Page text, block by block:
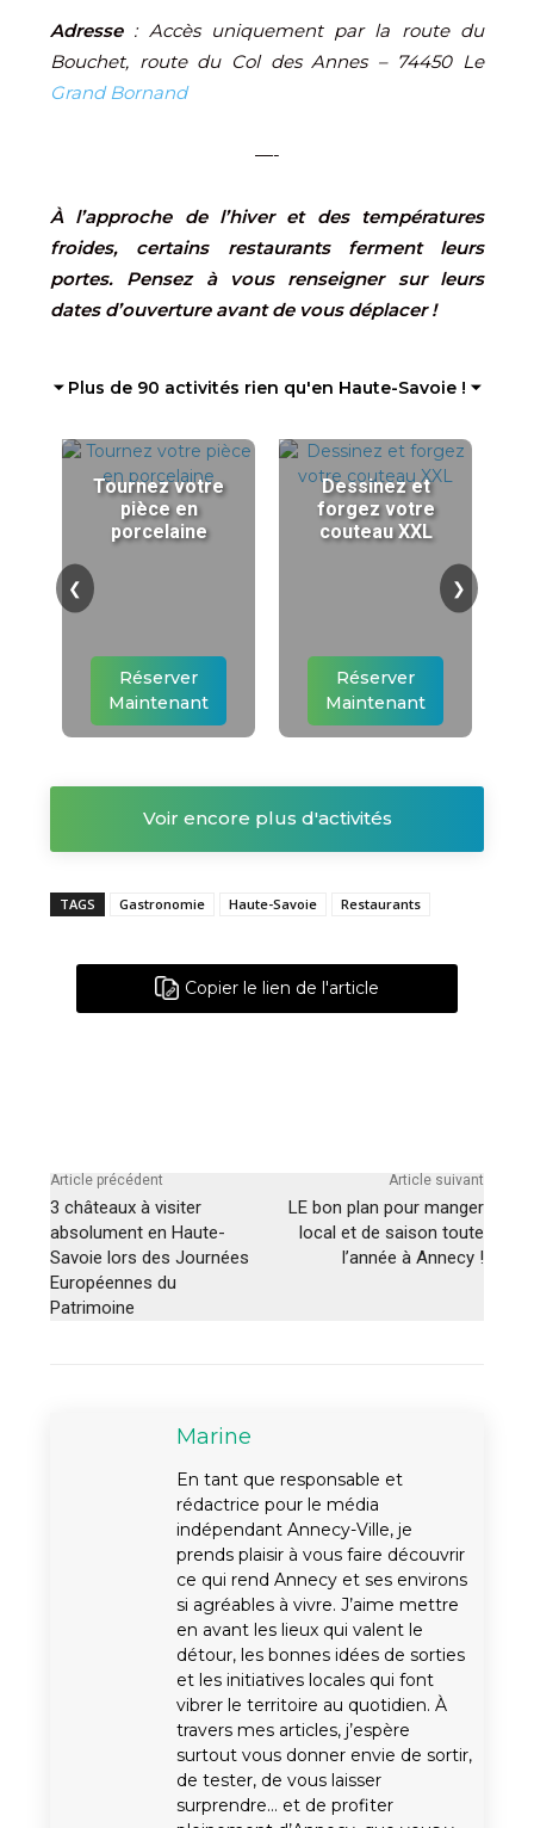
Adresse: Accès uniquement par la route du
Bouchet, route du Col des Annes – 74450 Le
Grand Bornand
—-
À l’approche de l’hiver et des températures
froides, certains restaurants ferment leurs
portes. Pensez à vous renseigner sur leurs
dates d’ouverture avant de vous déplacer !
⏷ Plus de 90 activités rien qu'en Haute-Savoie ! ⏷
Tournez votre
pièce en
porcelaine
Réserver
Maintenant
Dessinez et
forgez votre
couteau XXL
Réserver
Maintenant
❮ ❯
Voir encore plus d'activités
TAGS Gastronomie Haute-Savoie Restaurants
Copier le lien de l'article
Article précédent
3 châteaux à visiter
absolument en Haute-
Savoie lors des Journées
Européennes du
Patrimoine
Article suivant
LE bon plan pour manger
local et de saison toute
l’année à Annecy !
Marine
En tant que responsable et
rédactrice pour le média
indépendant Annecy-Ville, je
prends plaisir à vous faire découvrir
ce qui rend Annecy et ses environs
si agréables à vivre. J’aime mettre
en avant les lieux qui valent le
détour, les bonnes idées de sorties
et les initiatives locales qui font
vibrer le territoire au quotidien. À
travers mes articles, j’espère
surtout vous donner envie de sortir,
de tester, de vous laisser
surprendre… et de profiter